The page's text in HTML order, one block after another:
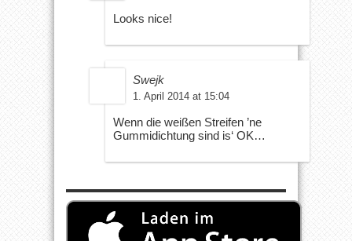
Looks nice!
Swejk
1. April 2014 at 15:04
Wenn die weißen Streifen ’ne
Gummidichtung sind is‘ OK…